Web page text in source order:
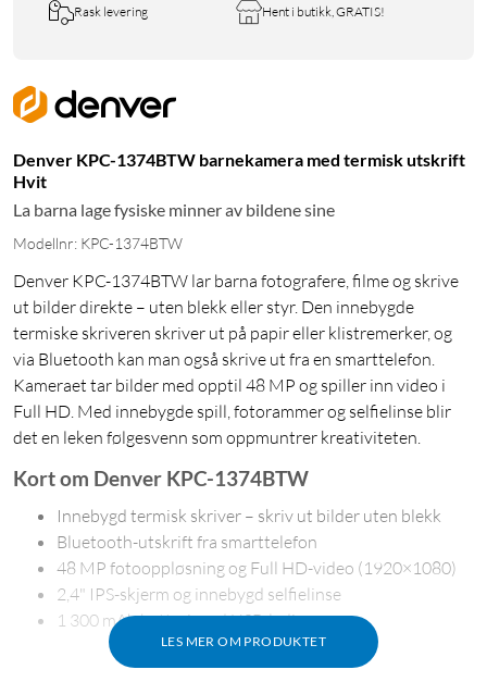
Rask levering Hent i butikk, GRATIS!
Denver KPC-1374BTW barnekamera med termisk utskrift
Hvit
La barna lage fysiske minner av bildene sine
Modellnr: KPC-1374BTW
Denver KPC-1374BTW lar barna fotografere, filme og skrive
ut bilder direkte – uten blekk eller styr. Den innebygde
termiske skriveren skriver ut på papir eller klistremerker, og
via Bluetooth kan man også skrive ut fra en smarttelefon.
Kameraet tar bilder med opptil 48 MP og spiller inn video i
Full HD. Med innebygde spill, fotorammer og selfielinse blir
det en leken følgesvenn som oppmuntrer kreativiteten.
LES MER OM PRODUKTET
Kort om Denver KPC-1374BTW
Innebygd termisk skriver – skriv ut bilder uten blekk
Bluetooth-utskrift fra smarttelefon
48 MP fotooppløsning og Full HD-video (1920×1080)
2,4" IPS-skjerm og innebygd selfielinse
1 300 mAh batteri med USB-lading